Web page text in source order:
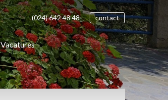
(024)642 4848 contact
Vacatures